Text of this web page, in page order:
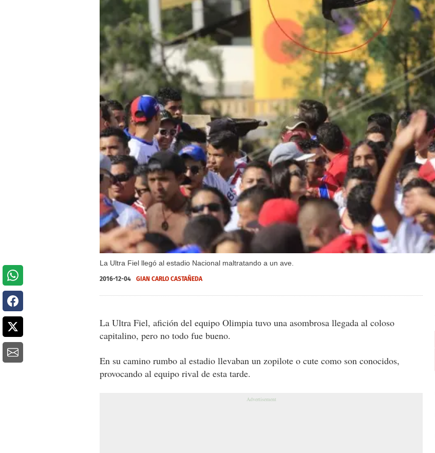
La Ultra Fiel llegó al estadio Nacional maltratando a un ave.
2016-12-04 GIAN CARLO CASTAÑEDA
La Ultra Fiel, afición del equipo Olimpia tuvo una asombrosa llegada al coloso
capitalino, pero no todo fue bueno.
En su camino rumbo al estadio llevaban un zopilote o cute como son conocidos,
provocando al equipo rival de esta tarde.